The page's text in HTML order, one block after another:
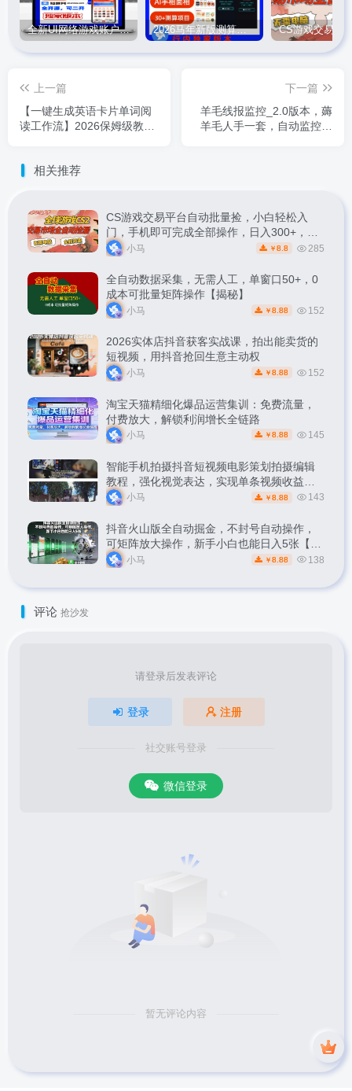
全新UI网络游戏账户交易平台系统 全开源版本 2026马年新版测算系统源码
上一篇
【一键生成英语卡片单词阅
读工作流】2026保姆级教
下一篇
羊毛线报监控_2.0版本，薅
羊毛人手一套，自动监控优
相关推荐
CS游戏交易平台自动批量捡，小白轻松入
门，手机即可完成全部操作，日入300+，轻
松副业【揭秘】
小马 ￥ 8.8 285
全自动数据采集，无需人工，单窗口50+，0
成本可批量矩阵操作【揭秘】
小马 ￥ 8.88 152
2026实体店抖音获客实战课，拍出能卖货的
短视频，用抖音抢回生意主动权
小马 ￥ 8.88 152
淘宝天猫精细化爆品运营集训：免费流量，
付费放大，解锁利润增长全链路
小马 ￥ 8.88 145
智能手机拍摄抖音短视频电影策划拍摄编辑
教程，强化视觉表达，实现单条视频收益破
1k
小马 ￥ 8.88 143
抖音火山版全自动掘金，不封号自动操作，
可矩阵放大操作，新手小白也能日入5张【揭
秘】小马 ￥ 8.88 138
评论 抢沙发
请登录后发表评论
登录 注册
社交账号登录
微信登录
暂无评论内容